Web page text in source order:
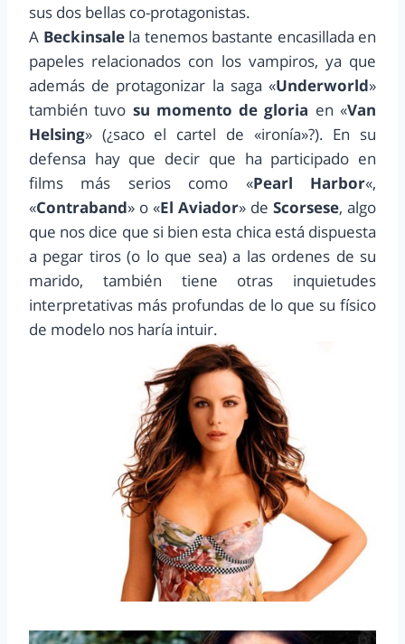
sus dos bellas co-protagonistas.
A Beckinsalela tenemos bastante encasillada en
papeles relacionados con los vampiros, ya que
además de protagonizar la saga «Underworld»
también tuvo su momento de gloria en «Van
Helsing» (¿saco el cartel de «ironía»?). En su
defensa hay que decir que ha participado en
films más serios como «Pearl Harbor«,
«Contraband» o «El Aviador» de Scorsese, algo
que nos dice que si bien esta chica está dispuesta
a pegar tiros (o lo que sea) a las ordenes de su
marido, también tiene otras inquietudes
interpretativas más profundas de lo que su físico
de modelo nos haría intuir.